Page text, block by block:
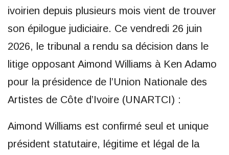
ivoirien depuis plusieurs mois vient de trouver
son épilogue judiciaire. Ce vendredi 26 juin
2026, le tribunal a rendu sa décision dans le
litige opposant Aimond Williams à Ken Adamo
pour la présidence de l’Union Nationale des
Artistes de Côte d’Ivoire (UNARTCI) :
Aimond Williams est confirmé seul et unique
président statutaire, légitime et légal de la